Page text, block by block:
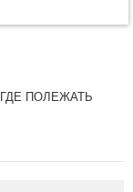
ГДЕ ПОЛЕЖАТЬ